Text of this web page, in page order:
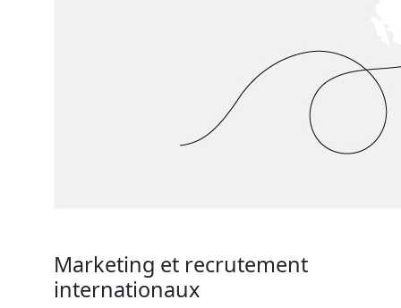
Marketing et recrutement
internationaux